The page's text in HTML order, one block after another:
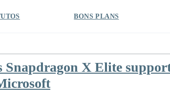
BONS PLANS
Snapdragon X Elite